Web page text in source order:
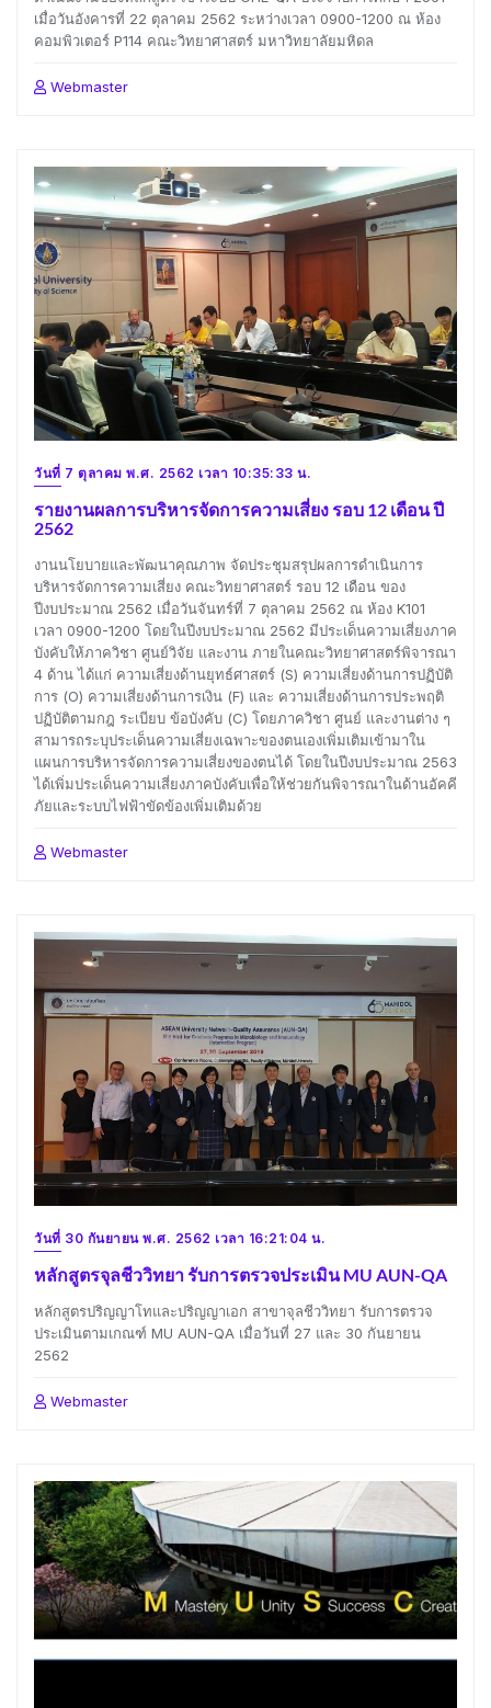
เมื่อวันอังคารที่ 22 ตุลาคม 2562 ระหว่างเวลา 0900-1200 ณ ห้อง
คอมพิวเตอร์ P114 คณะวิทยาศาสตร์ มหาวิทยาลัยมหิดล
Webmaster
วันที่ 7 ตุลาคม พ.ศ. 2562 เวลา 10:35:33 น.
รายงานผลการบริหารจัดการความเสี่ยง รอบ 12 เดือน ปี
2562
งานนโยบายและพัฒนาคุณภาพ จัดประชุมสรุปผลการดำเนินการ
บริหารจัดการความเสี่ยง คณะวิทยาศาสตร์ รอบ 12 เดือน ของ
ปีงบประมาณ 2562 เมื่อวันจันทร์ที่ 7 ตุลาคม 2562 ณ ห้อง K101
เวลา 0900-1200 โดยในปีงบประมาณ 2562 มีประเด็นความเสี่ยงภาค
บังคับให้ภาควิชา ศูนย์วิจัย และงาน ภายในคณะวิทยาศาสตร์พิจารณา
4 ด้าน ได้แก่ ความเสี่ยงด้านยุทธ์ศาสตร์ (S) ความเสี่ยงด้านการปฏิบัติ
การ (O) ความเสี่ยงด้านการเงิน (F) และ ความเสี่ยงด้านการประพฤติ
ปฏิบัติตามกฎ ระเบียบ ข้อบังคับ (C) โดยภาควิชา ศูนย์ และงานต่าง ๆ
สามารถระบุประเด็นความเสี่ยงเฉพาะของตนเองเพิ่มเติมเข้ามาใน
แผนการบริหารจัดการความเสี่ยงของตนได้ โดยในปีงบประมาณ 2563
ได้เพิ่มประเด็นความเสี่ยงภาคบังคับเพื่อให้ช่วยกันพิจารณาในด้านอัคคี
ภัยและระบบไฟฟ้าขัดข้องเพิ่มเติมด้วย
Webmaster
วันที่ 30 กันยายน พ.ศ. 2562 เวลา 16:21:04 น.
หลักสูตรจุลชีววิทยา รับการตรวจประเมิน MU AUN-QA
หลักสูตรปริญญาโทและปริญญาเอก สาขาจุลชีววิทยา รับการตรวจ
ประเมินตามเกณฑ์ MU AUN-QA เมื่อวันที่ 27 และ 30 กันยายน
2562
Webmaster